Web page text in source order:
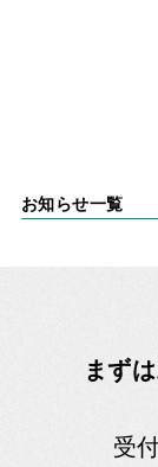
お知らせ一覧
まず
受